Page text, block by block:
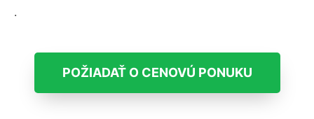
.
POŽIADAŤ O CENOVÚ PONUKU